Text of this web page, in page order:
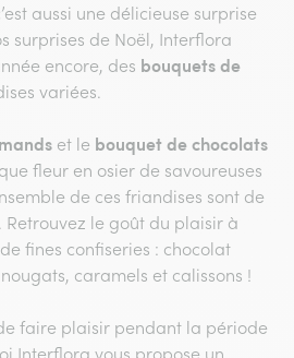
aussi une délicieuse surprise
surprises de Noël, Interflora
encore, des bouquets de
variées.
et le bouquet de chocolats
fleur en osier de savoureuses
de ces friandises sont de
le goût du plaisir à
fines confiseries : chocolat
caramels et calissons !
faire plaisir pendant la période
Interflora vous propose un